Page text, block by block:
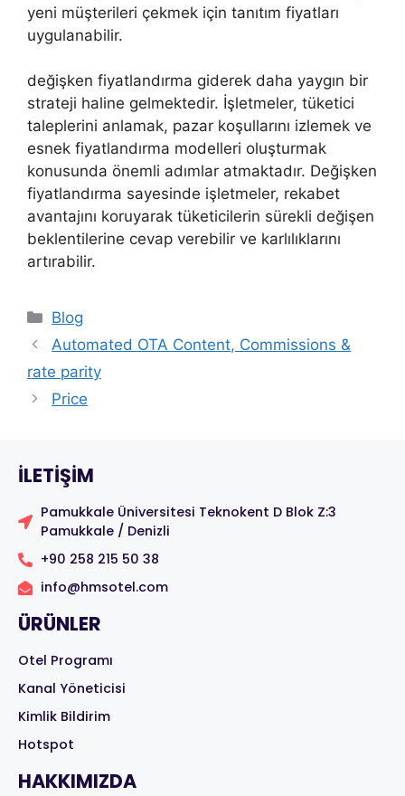
yeni müşterileri çekmek için tanıtım fiyatları
uygulanabilir.
değişken fiyatlandırma giderek daha yaygın bir
strateji haline gelmektedir. İşletmeler, tüketici
taleplerini anlamak, pazar koşullarını izlemek ve
esnek fiyatlandırma modelleri oluşturmak
konusunda önemli adımlar atmaktadır. Değişken
fiyatlandırma sayesinde işletmeler, rekabet
avantajını koruyarak tüketicilerin sürekli değişen
beklentilerine cevap verebilir ve karlılıklarını
artırabilir.
Blog
Automated OTA Content, Commissions &
rate parity
Price
ILETIŞIM
Pamukkale Üniversitesi Teknokent D Blok Z:3
Pamukkale / Denizli
+90 258 215 50 38
info@hmsotel.com
ÜRÜNLER
Otel Programı
Kanal Yöneticisi
Kimlik Bildirim
Hotspot
HAKKIMIZDA